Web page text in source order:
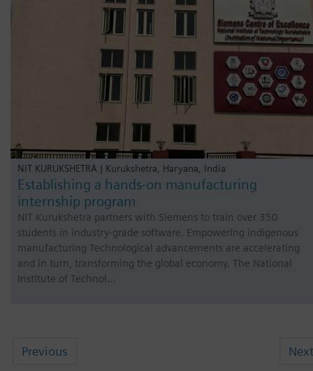
NIT KURUKSHETRA | Kurukshetra, Haryana, India
Establishing a hands-on manufacturing
internship program
NIT Kurukshetra partners with Siemens to train over 350
students in industry-grade software. Empowering indigenous
manufacturing Technological advancements are accelerating
and in turn, transforming the global economy. The National
Institute of Technol…
Previous Next